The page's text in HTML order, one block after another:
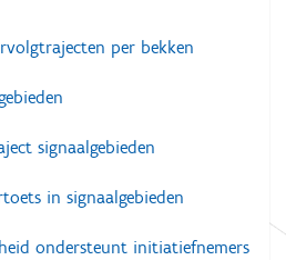
per bekken
signaalgebieden
in signaalgebieden
ondersteunt initiatiefnemers